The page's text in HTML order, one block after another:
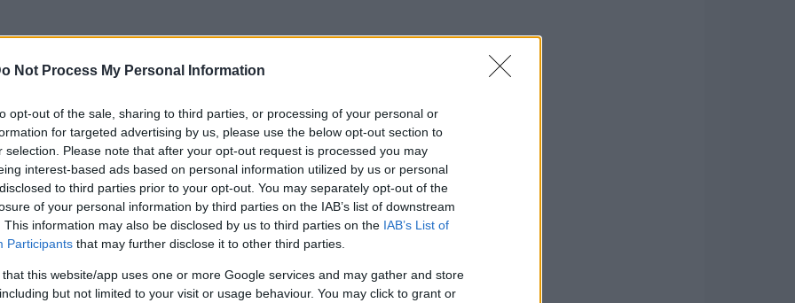
Not Process My Personal Information
opt-out of the sale, sharing to third parties, or processing of your personal or
for targeted advertising by us, please use the below opt-out section to
selection. Please note that after your opt-out request is processed you may
interest-based ads based on personal information utilized by us or personal
to third parties prior to your opt-out. You may separately opt-out of the
of your personal information by third parties on the IAB’s list of downstream
This information may also be disclosed by us to third parties on the IAB’s List of
Participants that may further disclose it to other third parties.
that this website/app uses one or more Google services and may gather and store
but not limited to your visit or usage behaviour. You may click to grant or